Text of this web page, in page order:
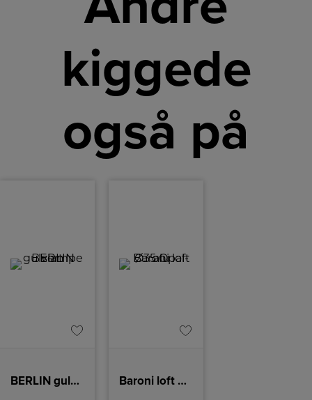
kiggede
også på
BERLIN gulvlampe sort Baroni loft Ø35 Opal- alu